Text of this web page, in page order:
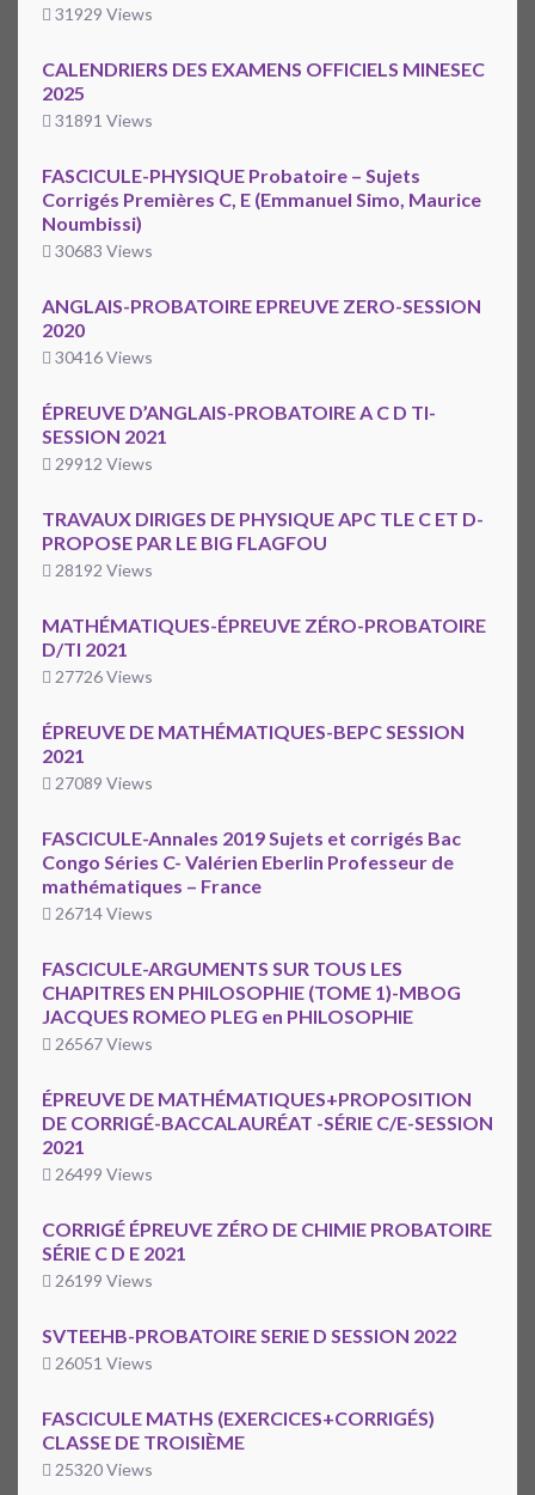
31929 Views
CALENDRIERS DES EXAMENS OFFICIELS MINESEC
2025
31891 Views
FASCICULE-PHYSIQUE Probatoire – Sujets
Corrigés Premières C, E (Emmanuel Simo, Maurice
Noumbissi)
30683 Views
ANGLAIS-PROBATOIRE EPREUVE ZERO-SESSION
2020
30416 Views
ÉPREUVE D’ANGLAIS-PROBATOIRE A C D TI-
SESSION 2021
29912 Views
TRAVAUX DIRIGES DE PHYSIQUE APC TLE C ET D-
PROPOSE PAR LE BIG FLAGFOU
28192 Views
MATHÉMATIQUES-ÉPREUVE ZÉRO-PROBATOIRE
D/TI 2021
27726 Views
ÉPREUVE DE MATHÉMATIQUES-BEPC SESSION
2021
27089 Views
FASCICULE-Annales 2019 Sujets et corrigés Bac
Congo Séries C- Valérien Eberlin Professeur de
mathématiques – France
26714 Views
FASCICULE-ARGUMENTS SUR TOUS LES
CHAPITRES EN PHILOSOPHIE (TOME 1)-MBOG
JACQUES ROMEO PLEG en PHILOSOPHIE
26567 Views
ÉPREUVE DE MATHÉMATIQUES+PROPOSITION
DE CORRIGÉ-BACCALAURÉAT -SÉRIE C/E-SESSION
2021
26499 Views
CORRIGÉ ÉPREUVE ZÉRO DE CHIMIE PROBATOIRE
SÉRIE C D E 2021
26199 Views
SVTEEHB-PROBATOIRE SERIE D SESSION 2022
26051 Views
FASCICULE MATHS (EXERCICES+CORRIGÉS)
CLASSE DE TROISIÈME
25320 Views